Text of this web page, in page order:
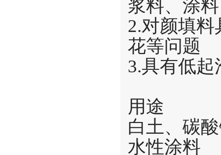
浆料、涂
2.对颜填
花等问题
3.具有低起
用途
白土、碳
水性涂料